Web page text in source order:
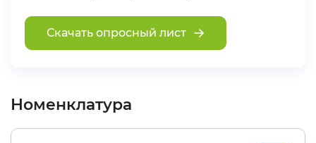
Скачать опросный лист
Номенклатура